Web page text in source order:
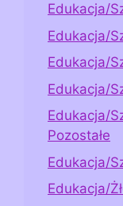
Edukacja/
Edukacja/
Edukacja/
Edukacja/
Edukacja/
Pozostałe
Edukacja/
Edukacja/